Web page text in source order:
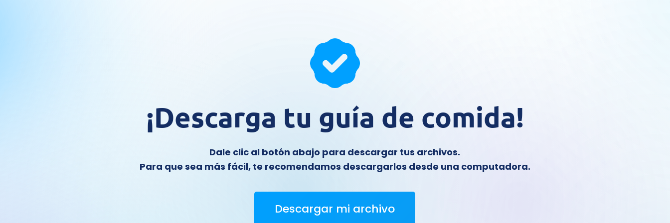
¡Descarga tu guía de comida!
Dale clic al botón abajo para descargar tus archivos.
Para que sea más fácil, te recomendamos descargarlos desde una computadora.
Descargar mi archivo